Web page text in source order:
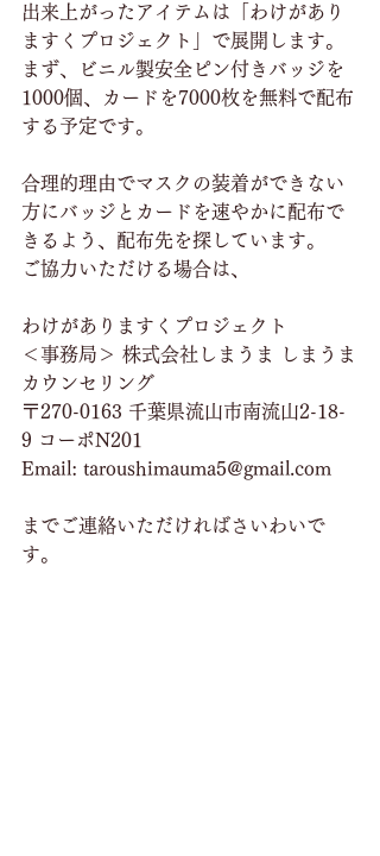
出来上がったアイテムは「わけがあり
ますくプロジェクト」で展開します。
まず、ビニル製安全ピン付きバッジを
1000個、カードを7000枚を無料で配布
する予定です。
合理的理由でマスクの装着ができない
方にバッジとカードを速やかに配布で
きるよう、配布先を探しています。
ご協力いただける場合は、
わけがありますくプロジェクト
＜事務局＞ 株式会社しまうま しまうま
カウンセリング
〒270-0163 千葉県流山市南流山2-18-
9 コーポN201
Email: taroushimauma5@gmail.com
までご連絡いただければさいわいで
す。